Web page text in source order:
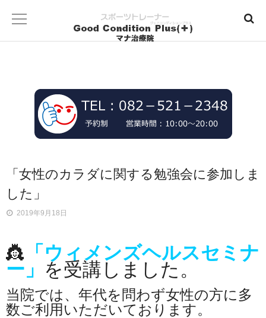
「女性のカラダに関する勉強会に参加しま
した」
2019年9月18日
👸 「ウィメンズヘルスセミナ
ー 」 を受講しました。
当院では、年代を問わず女性の方に多
数ご利用いただいております。